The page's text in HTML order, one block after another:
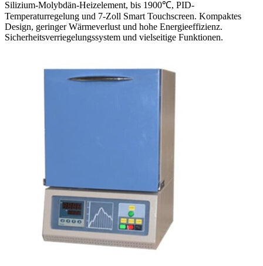
Silizium-Molybdän-Heizelement, bis 1900℃, PID-
Temperaturregelung und 7-Zoll Smart Touchscreen. Kompaktes
Design, geringer Wärmeverlust und hohe Energieeffizienz.
Sicherheitsverriegelungssystem und vielseitige Funktionen.